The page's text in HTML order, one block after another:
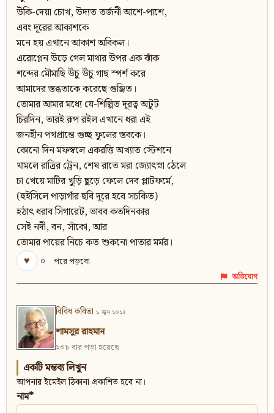
উঁকি-দেয়া চোখ, উদ্যত তর্জনী আশে-পাশে,
এবং দূরের আকাশকে
মনে হয় এখানে আকাশ অবিকল।
এরোপ্লেন উড়ে গেল মাথার উপর এক ঝাঁক
শব্দের মৌমাছি উঁচু উঁচু গাছ স্পর্শ করে
আমাদের স্তব্ধতাকে করেছে গুঞ্জিত।
তোমার আমার মধ্যে যে-শিল্পিত দূরত্ব অটুট
চিরদিন, তারই রূপ রইল এখানে ধরা এই
জনহীন পথপ্রান্তে গুচ্ছ ফুলের স্তবকে।
কোনো দিন মফস্বলে একরত্তি অখ্যাত স্টেশনে
থামলে রাত্রির ট্রেন, শেষ রাতে মরা জ্যোৎস্না ঠেলে
চা খেয়ে মাটির খুড়ি ছুড়ে ফেলে দেব প্লাটফর্মে,
(হুইসিলে পাড়াগাঁর ছবি দূরে হবে সচকিত)
হঠাৎ ধরাব সিগারেট, ভাবব কতদিনকার
সেই নদী, বন, সাঁকো, আর
তোমার পায়ের নিচে কত শুকনো পাতার মর্মর।
♥
০ পরে পড়বো
অভিযোগ
বিবিধ কবিতা ১ জুন ২০২৪
শামসুর রাহমান
২৩৮ বার পড়া হয়েছে
একটি মন্তব্য লিখুন
আপনার ইমেইল ঠিকানা প্রকাশিত হবে না।
নাম*